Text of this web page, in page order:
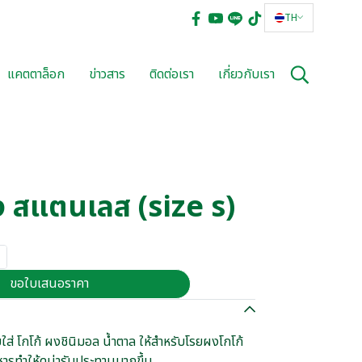
TH
แคตตาล็อก ข่าวสาร ติดต่อเรา เกี่ยวกับเรา
สแตนเลส (size s)
ขอใบเสนอราคา
โกโก้ ผงชินิมอล น้ำตาล ให้สำหรับโรยผงโกโก้